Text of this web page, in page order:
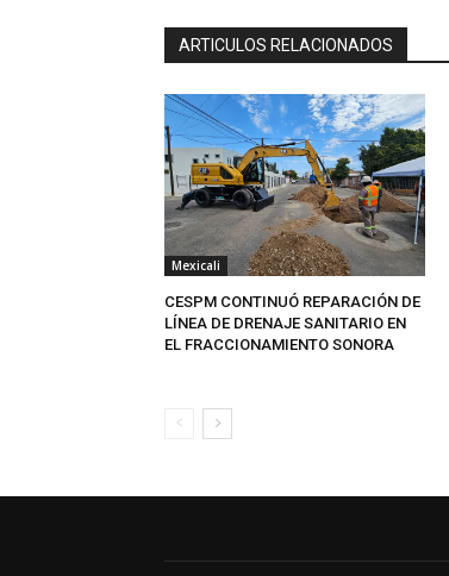
ARTICULOS RELACIONADOS
Mexicali
CESPM CONTINUÓ REPARACIÓN DE
LÍNEA DE DRENAJE SANITARIO EN
EL FRACCIONAMIENTO SONORA